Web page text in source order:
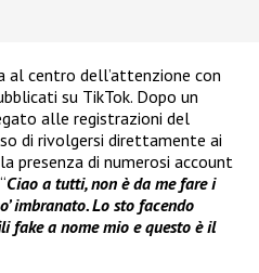
centro dell’attenzione con
su TikTok. Dopo un
alle registrazioni del
di rivolgersi direttamente ai
presenza di numerosi account
Ciao a tutti, non è da me fare i
imbranato. Lo sto facendo
fake a nome mio e questo è il